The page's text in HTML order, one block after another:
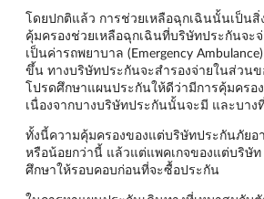
โดยปกติแล้ว การช่วยเหลือฉุกเฉินนั้นเป็นสิ่
คุ้มครองช่วยเหลือฉุกเฉินที่บริษัทประกันจะ
เป็นค่ารถพยาบาล (Emergency
ขึ้น ทางบริษัทประกันจะสำรองจ่ายในส่วนข
โปรดศึกษาแผนประกันให้ดีว่ามีการคุ้มครอ
เนื่องจากบางบริษัทประกันนั้นจะมี และบาง
ทั้งนี้ความคุ้มครองของแต่บริษัทประกันภัยอ
หรือน้อยกว่านี้ แล้วแต่แพคเกจของแต่บริษัท
ศึกษาให้รอบคอบก่อนที่จะซื้อประกัน